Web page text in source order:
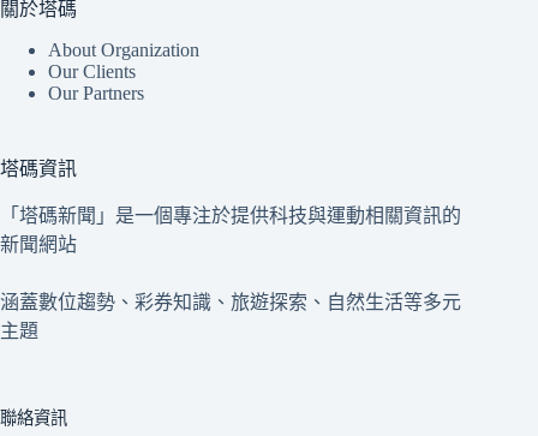
關於塔碼
About Organization
Our Clients
Our Partners
塔碼資訊
「塔碼新聞」是一個專注於提供科技與運動相關資訊的
新聞網站
涵蓋數位趨勢、彩券知識、旅遊探索、自然生活等多元
主題
聯絡資訊